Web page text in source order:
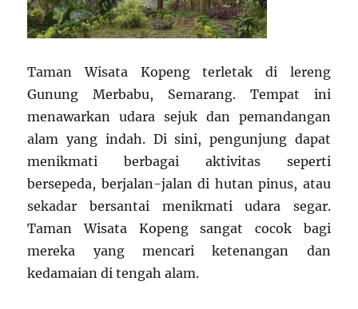
Taman Wisata Kopeng terletak di lereng
Gunung Merbabu, Semarang. Tempat ini
menawarkan udara sejuk dan pemandangan
alam yang indah. Di sini, pengunjung dapat
menikmati berbagai aktivitas seperti
bersepeda, berjalan-jalan di hutan pinus, atau
sekadar bersantai menikmati udara segar.
Taman Wisata Kopeng sangat cocok bagi
mereka yang mencari ketenangan dan
kedamaian di tengah alam.